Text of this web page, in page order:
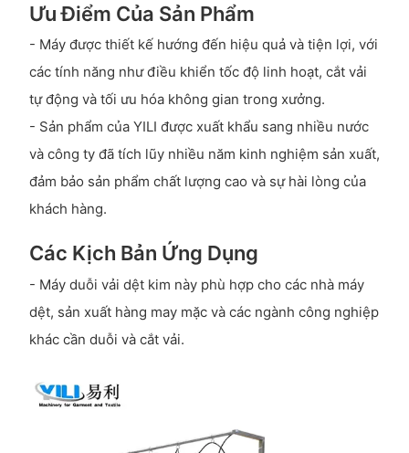
Ưu Điểm Của Sản Phẩm
- Máy được thiết kế hướng đến hiệu quả và tiện lợi, với
các tính năng như điều khiển tốc độ linh hoạt, cắt vải
tự động và tối ưu hóa không gian trong xưởng.
- Sản phẩm của YILI được xuất khẩu sang nhiều nước
và công ty đã tích lũy nhiều năm kinh nghiệm sản xuất,
đảm bảo sản phẩm chất lượng cao và sự hài lòng của
khách hàng.
Các Kịch Bản Ứng Dụng
- Máy duỗi vải dệt kim này phù hợp cho các nhà máy
dệt, sản xuất hàng may mặc và các ngành công nghiệp
khác cần duỗi và cắt vải.